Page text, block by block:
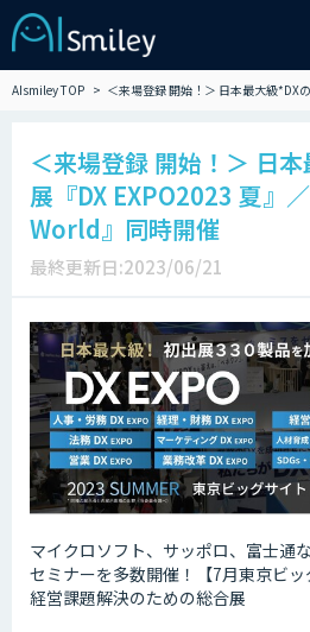
AIsmiley TOP ＜来場登録 開始！＞ 日本最大級*DX
＜来場登録 開始！＞ 日
展『DX EXPO2023 夏』
World』同時開催
最終更新日:2023/06/21
マイクロソフト、サッポロ、富士通
セミナーを多数開催！【7月東京ビッ
経営課題解決のための総合展